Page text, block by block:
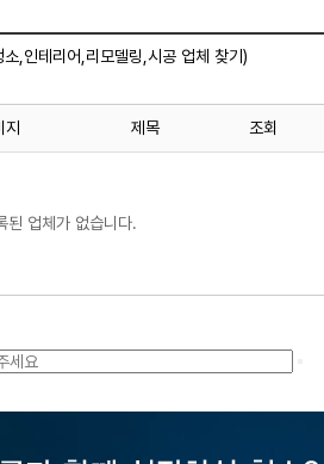
소 ,인테리어,리모델링,시공 업체 찾기)
지 제목 조회
된 업체가 없습니다.